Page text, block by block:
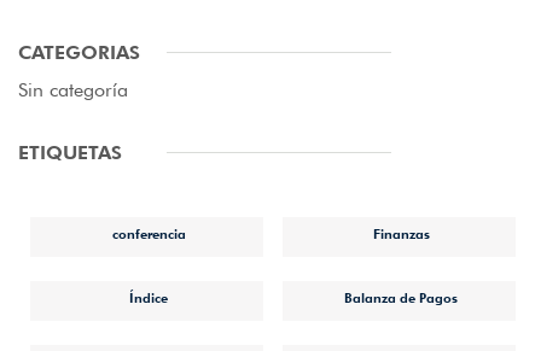
CATEGORIAS
Sin categoría
ETIQUETAS
conferencia Finanzas
Índice Balanza de Pagos